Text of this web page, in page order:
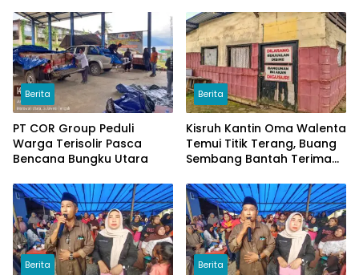
Berita
PT COR Group Peduli
Warga Terisolir Pasca
Bencana Bungku Utara
Berita
Kisruh Kantin Oma Walenta
Temui Titik Terang, Buang
Sembang Bantah Terima
Berita Berita